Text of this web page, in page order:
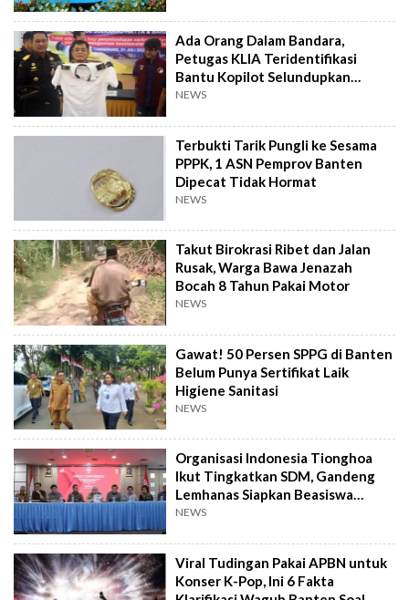
Ada Orang Dalam Bandara,
Petugas KLIA Teridentifikasi
Bantu Kopilot Selundupkan
Ekstasi ke Indonesia
NEWS
Terbukti Tarik Pungli ke Sesama
PPPK, 1 ASN Pemprov Banten
Dipecat Tidak Hormat
NEWS
Takut Birokrasi Ribet dan Jalan
Rusak, Warga Bawa Jenazah
Bocah 8 Tahun Pakai Motor
NEWS
Gawat! 50 Persen SPPG di Banten
Belum Punya Sertifikat Laik
Higiene Sanitasi
NEWS
Organisasi Indonesia Tionghoa
Ikut Tingkatkan SDM, Gandeng
Lemhanas Siapkan Beasiswa
Hingga S3
NEWS
Viral Tudingan Pakai APBN untuk
Konser K-Pop, Ini 6 Fakta